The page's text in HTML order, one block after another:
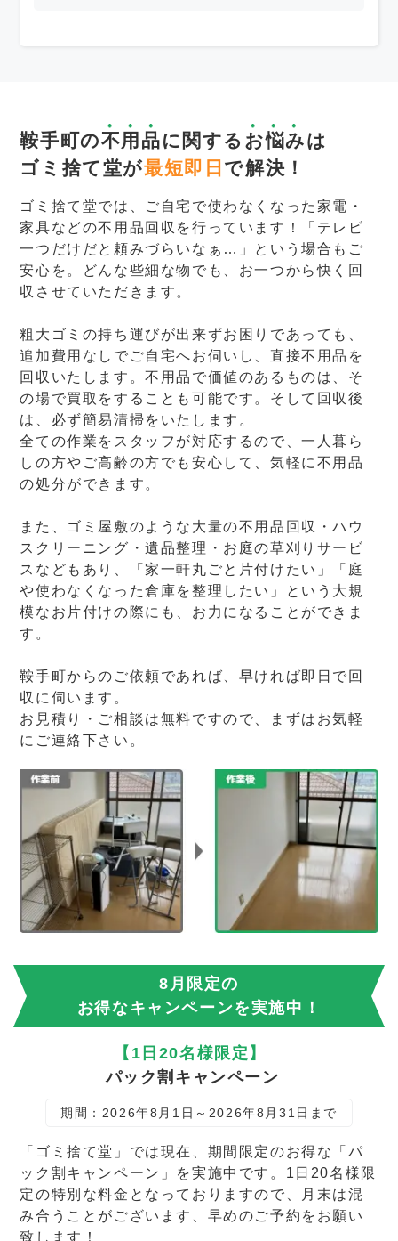
鞍手町の不用品に関する お悩みは
ゴミ捨て堂が最短即日 で解決！
ゴミ捨て堂では、ご自宅で使わなくなった家電・
家具などの不用品回収を行っています！「テレビ
一つだけだと頼みづらいなぁ…」という場合もご
安心を。どんな些細な物でも、お一つから快く回
収させていただきます。
粗大ゴミの持ち運びが出来ずお困りであっても、
追加費用なしでご自宅へお伺いし、直接不用品を
回収いたします。不用品で価値のあるものは、そ
の場で買取をすることも可能です。そして回収後
は、必ず簡易清掃をいたします。
全ての作業をスタッフが対応するので、一人暮ら
しの方やご高齢の方でも安心して、気軽に不用品
の処分ができます。
また、ゴミ屋敷のような大量の不用品回収・ハウ
スクリーニング・遺品整理・お庭の草刈りサービ
スなどもあり、「家一軒丸ごと片付けたい」「庭
や使わなくなった倉庫を整理したい」という大規
模なお片付けの際にも、お力になることができま
す。
鞍手町からのご依頼であれば、早ければ即日で回
収に伺います。
お見積り・ご相談は無料ですので、まずはお気軽
にご連絡下さい。
8月限定の
お得なキャンペーンを実施中！
【1日20名様限定】
パック割キャンペーン
期間：2026年8月1日～2026年8月31日まで
「ゴミ捨て堂」では現在、期間限定のお得な「パ
ック割キャンペーン」を実施中です。1日20名様限
定の特別な料金となっておりますので、月末は混
み合うことがございます、早めのご予約をお願い
致します！